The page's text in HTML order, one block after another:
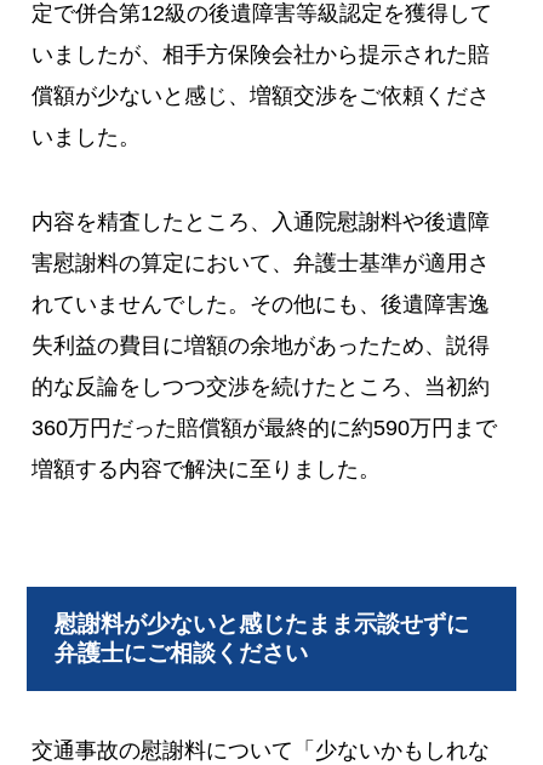
定で併合第12級の後遺障害等級認定を獲得して
いましたが、相手方保険会社から提示された賠
償額が少ないと感じ、増額交渉をご依頼くださ
いました。
内容を精査したところ、入通院慰謝料や後遺障
害慰謝料の算定において、弁護士基準が適用さ
れていませんでした。その他にも、後遺障害逸
失利益の費目に増額の余地があったため、説得
的な反論をしつつ交渉を続けたところ、当初約
360万円だった賠償額が最終的に約590万円まで
増額する内容で解決に至りました。
慰謝料が少ないと感じたまま示談せずに
弁護士にご相談ください
交通事故の慰謝料について「少ないかもしれな